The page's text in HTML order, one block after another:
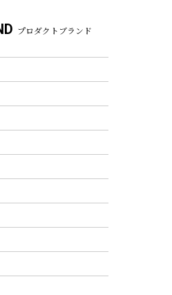
プロダクトブランド